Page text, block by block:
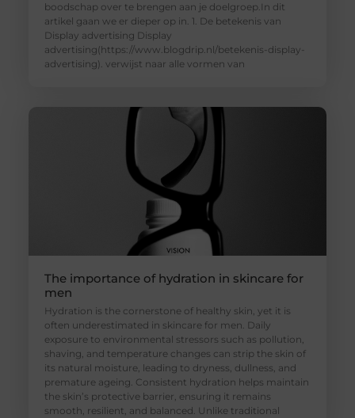
boodschap over te brengen aan je doelgroep.In dit
artikel gaan we er dieper op in. 1. De betekenis van
Display advertising Display
advertising(https://www.blogdrip.nl/betekenis-display-
advertising). verwijst naar alle vormen van
The importance of hydration in skincare for
men
Hydration is the cornerstone of healthy skin, yet it is
often underestimated in skincare for men. Daily
exposure to environmental stressors such as pollution,
shaving, and temperature changes can strip the skin of
its natural moisture, leading to dryness, dullness, and
premature ageing. Consistent hydration helps maintain
the skin’s protective barrier, ensuring it remains
smooth, resilient, and balanced. Unlike traditional